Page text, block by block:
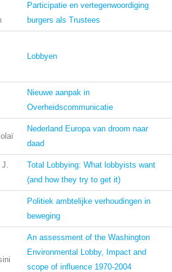
Participatie en vertegenwoordiging
burgers als Trustees
Lobbyen
Nieuwe aanpak in
Overheidscommunicatie
Nederland Europa van droom naar
daad
J.
Total Lobbying: What lobbyists want
(and how they try to get it)
Politiek ambtelijke verhoudingen in
beweging
An assessment of the Washington
Environmental Lobby, Impact and
scope of influence 1970-2004